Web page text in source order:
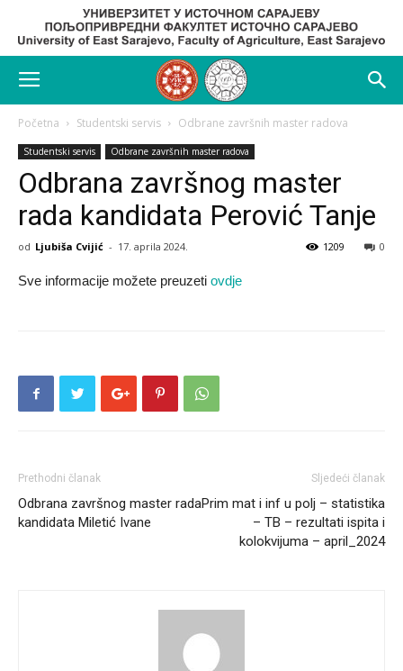
Početna Studentski servis Odbrane završnih master radova
Studentski servis Odbrane završnih master radova
Odbrana završnog master
rada kandidata Perović Tanje
od Ljubiša Cvijić - 17. aprila 2024. 0
1209
Sve informacije možete preuzeti ovdje
Prethodni članak
Odbrana završnog master rada
kandidata Miletić Ivane
Sljedeći članak
Prim mat i inf u polj – statistika
– TB – rezultati ispita i
kolokvijuma – april_2024